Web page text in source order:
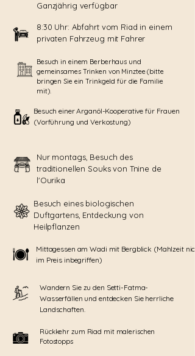
Ganzjährig verfügbar
8:30 Uhr: Abfahrt vom Riad in einem
privaten Fahrzeug mit Fahrer
Besuch in einem Berberhaus und
gemeinsames Trinken von Minztee (bitte
bringen Sie ein Trinkgeld für die Familie
mit).
Besuch einer Arganöl-Kooperative für Frauen
(Vorführung und Verkostung)
Nur montags, Besuch des
traditionellen Souks von Tnine de
l'Ourika
Besuch eines biologischen
Duftgartens, Entdeckung von
Heilpflanzen
Mittagessen am Wadi mit Bergblick (Mahlzeit
im Preis inbegriffen)
Wandern Sie zu den Setti-Fatma-
Wasserfällen und entdecken Sie herrliche
Landschaften.
Rückkehr zum Riad mit malerischen
Fotostopps